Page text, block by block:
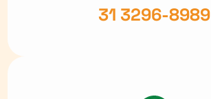
31 3296-8989